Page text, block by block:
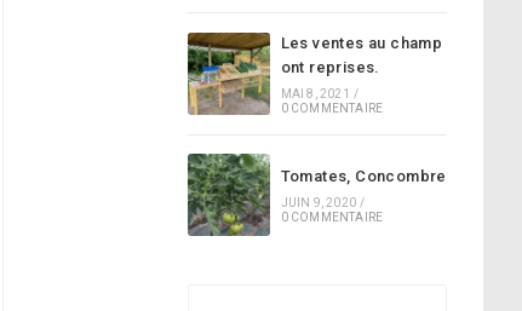
Les ventes au champ
ont reprises.
MAI 8, 2021
/
0 COMMENTAIRE
Tomates, Concombre
JUIN 9, 2020 /
0 COMMENTAIRE